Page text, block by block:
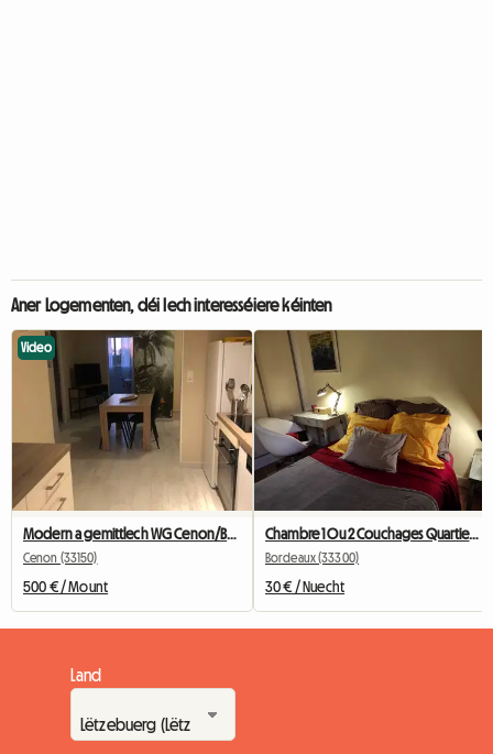
Aner Logementen, déi Iech interesséiere kéinten
Video
Modern a gemittlech WG Cenon/Bastide – 2 Zëmmer fräi
Cenon (33150)
500 € / Mount
Chambre 1 Ou 2 Couchages Quartier Chartrons
Bordeaux (33300)
30 € / Nuecht
Land